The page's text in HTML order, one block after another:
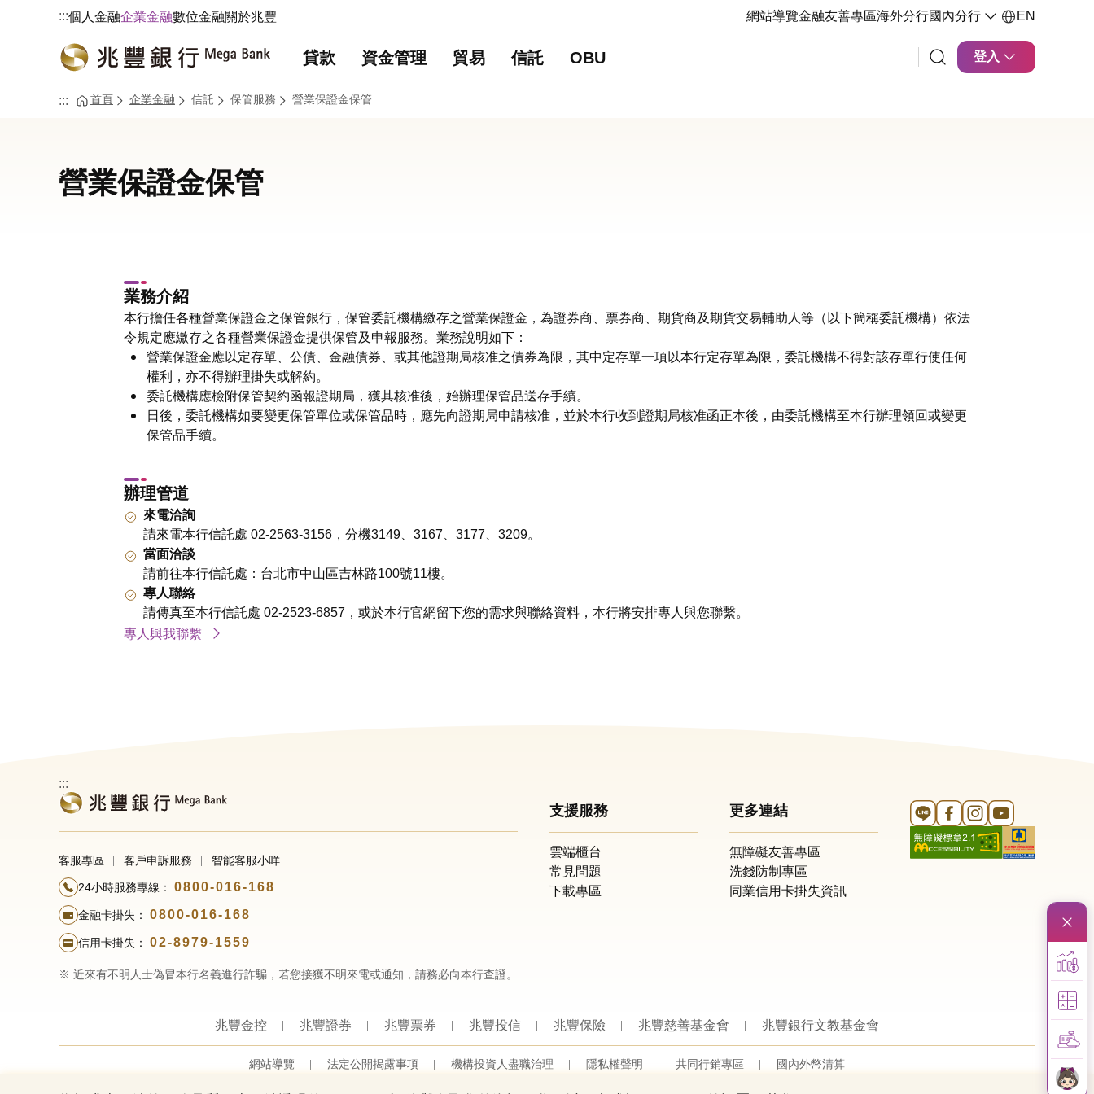
:::個人金融企業金融數位金融關於兆豐 網站導覽金融友善專區海外分行國內分行 EN
貸款 資金管理 貿易 信託 OBU 登入
::: 首頁 企業金融 信託 保管服務 營業保證金保管
營業保證金保管
業務介紹
本行擔任各種營業保證金之保管銀行，保管委託機構繳存之營業保證金，為證券商、票券商、期貨商及期貨交易輔助人等（以下簡稱委託機構）依法
令規定應繳存之各種營業保證金提供保管及申報服務。業務說明如下：
營業保證金應以定存單、公債、金融債券、或其他證期局核准之債券為限，其中定存單一項以本行定存單為限，委託機構不得對該存單行使任何
權利，亦不得辦理掛失或解約。
委託機構應檢附保管契約函報證期局，獲其核准後，始辦理保管品送存手續。
日後，委託機構如要變更保管單位或保管品時，應先向證期局申請核准，並於本行收到證期局核准函正本後，由委託機構至本行辦理領回或變更
保管品手續。
辦理管道
來電洽詢
請來電本行信託處 02-2563-3156，分機3149、3167、3177、3209。
當面洽談
請前往本行信託處：台北市中山區吉林路100號11樓。
專人聯絡
請傳真至本行信託處 02-2523-6857，或於本行官網留下您的需求與聯絡資料，本行將安排專人與您聯繫。
專人與我聯繫
:::
客服專區 客戶申訴服務 智能客服小咩
24小時服務專線： 0800-016-168
金融卡掛失： 0800-016-168
信用卡掛失： 02-8979-1559
※ 近來有不明人士偽冒本行名義進行詐騙，若您接獲不明來電或通知，請務必向本行查證。
支援服務
雲端櫃台
常見問題
下載專區
更多連結
無障礙友善專區
洗錢防制專區
同業信用卡掛失資訊
Line 官方帳號
FB 官方帳號
Instagram 官方帳號
YouTube 官方帳號
兆豐金控 兆豐證券 兆豐票券 兆豐投信 兆豐保險 兆豐慈善基金會 兆豐銀行文教基金會
網站導覽 法定公開揭露事項 機構投資人盡職治理 隱私權聲明 共同行銷專區 國內外幣清算
營業人：兆豐國際商業銀行股份有限公司 營利事業統一編號：03705903